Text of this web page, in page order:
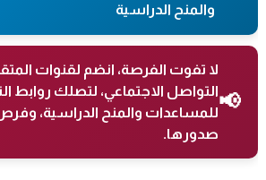
والمنح الدراسية
📢
لا تفوت الفرصة، انضم لقنوات
التواصل الاجتماعي، لتصلك روابط
للمساعدات والمنح الدراسية،
صدورها.